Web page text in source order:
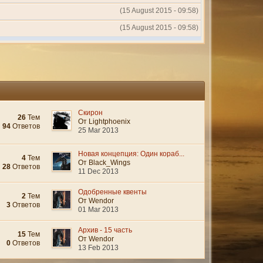
(15 August 2015 - 09:58)
(15 August 2015 - 09:58)
26Тем
94Ответов
Скирон
От Lightphoenix
25 Mar 2013
4Тем
28Ответов
Новая концепция: Один кораб...
От Black_Wings
11 Dec 2013
2Тем
3Ответов
Одобренные квенты
От Wendor
01 Mar 2013
15Тем
0Ответов
Архив - 15 часть
От Wendor
13 Feb 2013